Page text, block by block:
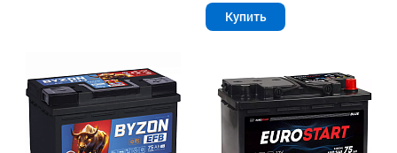
Купить